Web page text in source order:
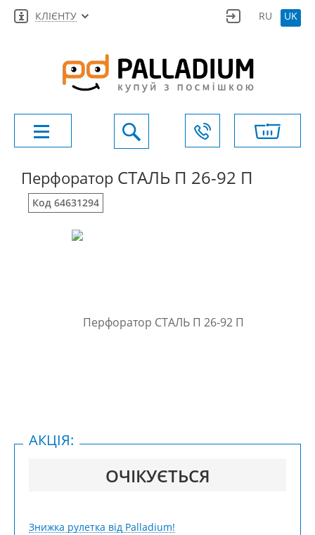
КЛІЄНТУ RU UK
Перфоратор СТАЛЬ П 26-92 П
Код 64631294
ОЧІКУЄТЬСЯ
АКЦІЯ:
Знижка рулетка від Palladium!